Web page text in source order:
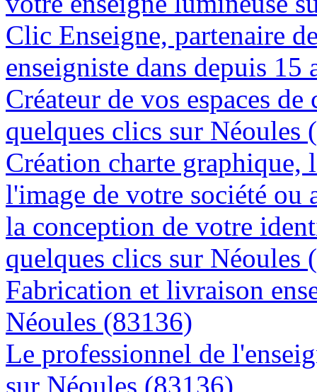
Clic Enseigne, partenaire
enseigniste dans depuis 15
Créateur de vos espaces
quelques clics sur Néoules
Création charte graphique,
l'image de votre société
la conception de votre
quelques clics sur Néoules
Fabrication et livraison
Néoules (83136)
Le professionnel de
sur Néoules (83136)